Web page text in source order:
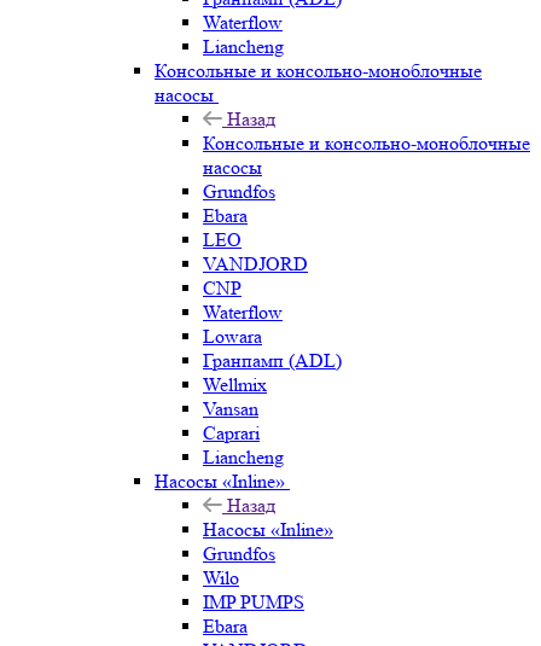
Waterflow
Liancheng
Консольные и консольно-моноблочные
насосы
Назад
Консольные и консольно-моноблочные
насосы
Grundfos
Ebara
LEO
VANDJORD
CNP
Waterflow
Lowara
Гранпамп (ADL)
Wellmix
Vansan
Caprari
Liancheng
Насосы «Inline»
Назад
Насосы «Inline»
Grundfos
Wilo
IMP PUMPS
Ebara